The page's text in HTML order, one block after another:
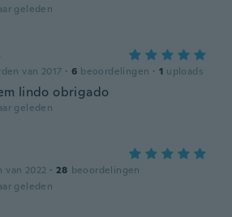
geleden
van 2017 · 6 beoordelingen · 1 uploads
lindo obrigado
geleden
van 2022 · 28 beoordelingen
geleden